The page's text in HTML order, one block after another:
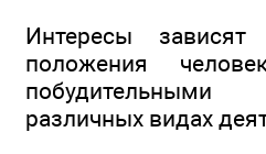
Интересы зависят
положения
различных видах